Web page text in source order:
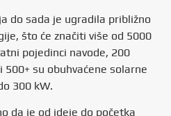
do sada je ugradila približno
što će značiti više od 5000
pojedinci navode, 200
su obuhvaćene solarne
300 kW.
da je od ideje do početka